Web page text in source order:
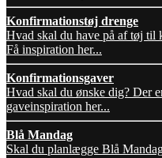
Konfirmationstøj drenge
Hvad skal du have på af tøj
Få inspiration her...
Konfirmationsgaver
Hvad skal du ønske dig? Der
gaveinspiration her...
Blå Mandag
Skal du planlægge Blå